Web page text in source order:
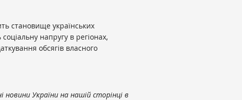
становище українських
напругу в регіонах,
обсягів власного
новини України на нашій сторінці в